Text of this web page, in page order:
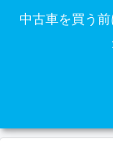
中古車を買う